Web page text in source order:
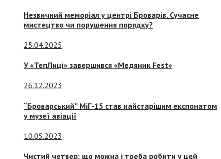
Незвичний меморіал у центрі Броварів. Сучасне
мистецтво чи порушення порядку?
25.04.2025
У «ТепЛиці» завершився «Медяник Fest»
26.12.2023
“Броварський” МіГ-15 став найстарішим експонатом
у музеї авіації
10.05.2023
Чистий четвер: що можна і треба робити у цей